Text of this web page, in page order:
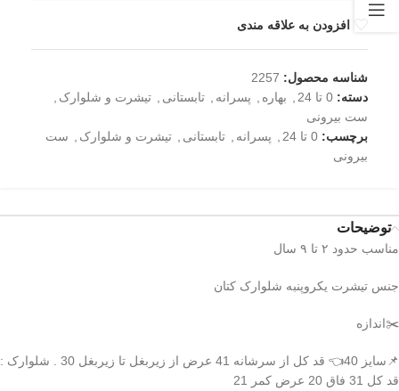
افزودن به علاقه مندی
شناسه محصول: 2257
دسته: 0 تا 24 بهاره پسرانه تابستانی تیشرت و شلوارک
ست بیرونی
برچسب: 0 تا 24 پسرانه تابستانی تیشرت و شلوارک
ست
بیرونی
توضیحات
مناسب حدود ۲ تا ۹ سال
جنس تیشرت یکروپنبه شلوارک کتان
✂️اندازه
📌سایز 40👈 قد کل از سرشانه 41 عرض از زیربغل تا زیربغل 30 . شلوارک :
قد کل 31 فاق 20 عرض کمر 21